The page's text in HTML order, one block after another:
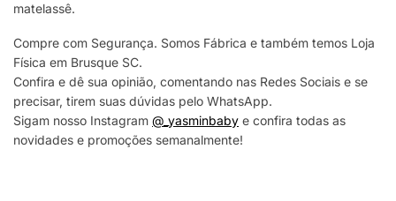
matelassê.
Compre com Segurança. Somos Fábrica e também temos Loja
Física em Brusque SC.
Confira e dê sua opinião, comentando nas Redes Sociais e se
precisar, tirem suas dúvidas pelo WhatsApp.
Sigam nosso Instagram @_yasminbaby e confira todas as
novidades e promoções semanalmente!